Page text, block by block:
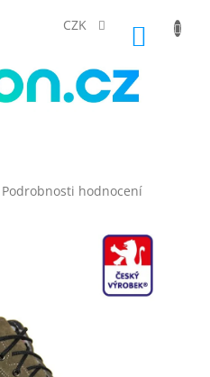
CZK
Podrobnosti hodnocení